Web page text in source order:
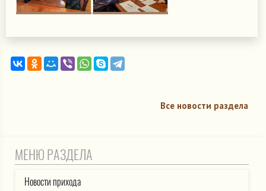
Все новости раздела
МЕНЮ РАЗДЕЛА
Новости прихода